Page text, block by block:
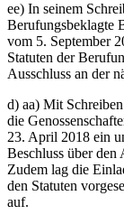
ee) In seinem
Berufungsbeklagte
vom 5. September
Statuten der
Ausschluss an der
d) aa) Mit
die
23. April 2018 ein
Beschluss über den
Zudem lag die
den Statuten
auf.